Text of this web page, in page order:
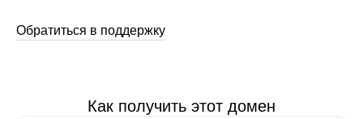
Обратиться в поддержку
Как получить этот домен